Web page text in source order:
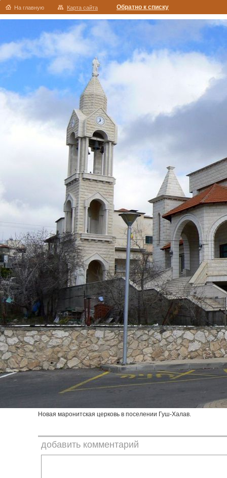
На главную Карта сайта Обратно к списку
Новая маронитская церковь в поселении Гуш-Халав.
добавить комментарий